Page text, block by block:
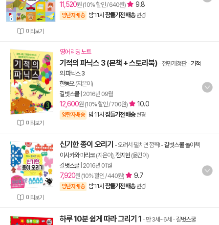
미리보기
11,520원 (10% 할인 / 640원) 9.8
양탄자배송 밤 11시 잠들기전 배송 변경
미리보기
영어 리딩 노트
기적의 파닉스 3 (본책 + 스토리북) - 전면개정판-기적
의 파닉스 3
한동오(지은이)
길벗스쿨| 2016년 09월
12,600원 (10% 할인 / 700원) 10.0
양탄자배송 밤 11시 잠들기전 배송 변경
미리보기
신기한 종이 오리기 - 오려서 펼치면 깜짝!-길벗스쿨 놀이책
이시카와 마리코(지은이), 전지현 (옮긴이)
길벗스쿨| 2016년 01월
7,920원 (10% 할인 / 440원) 9.7
양탄자배송 밤 11시 잠들기전 배송 변경
하루 10분 쉽게 따라 그리기 1 - 만 3세~6세 -길벗스쿨